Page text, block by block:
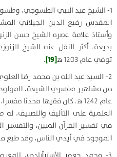
1- الشيخ عبد النبي الطسوجي،
وأستاذ علامة عصره الشيخ حسن
بديعة، أكثر النقل عنه الشيخ
توفي عام 1203 ه‍
[19]
.
2- السيد عبد الله بن محمد رضا
عام 1242 ه‍، كان فقيها محدثا
العلمية على التأليف والتصنيف، له
في تفسير القرآن المبين، والتفسير
الموجود في أيدي الناس، وقد طبع